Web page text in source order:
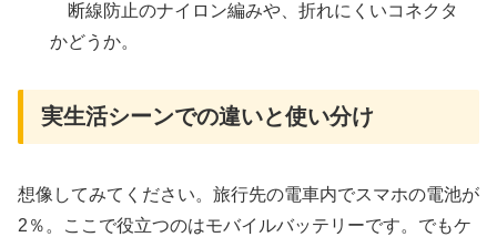
断線防止のナイロン編みや、折れにくいコネクタ
かどうか。
実生活シーンでの違いと使い分け
想像してみてください。旅行先の電車内でスマホの電池が
2％。ここで役立つのはモバイルバッテリーです。でもケ